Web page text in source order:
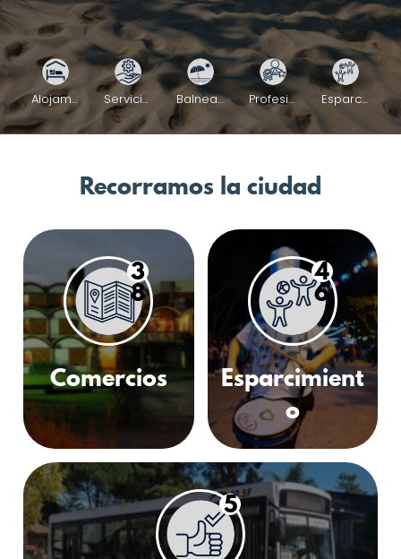
Alojamiento Servicios y Services Balnearios Profesionales Esparcimiento
Recorramos la ciudad
3
8
Comercios
4
6
Esparcimient
o
5